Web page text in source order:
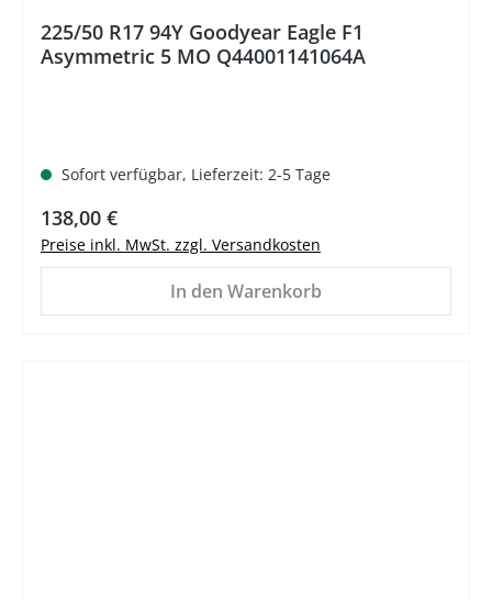
225/50 R17 94Y Goodyear Eagle F1
Asymmetric 5 MO Q44001141064A
Sofort verfügbar, Lieferzeit: 2-5 Tage
Regulärer Preis:
138,00 €
Preise inkl. MwSt. zzgl. Versandkosten
In den Warenkorb